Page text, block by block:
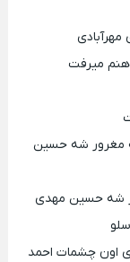
مهرآبادی
میرفت
مغرور شه حسین
شه حسین مهدی
اون چشمات احمد